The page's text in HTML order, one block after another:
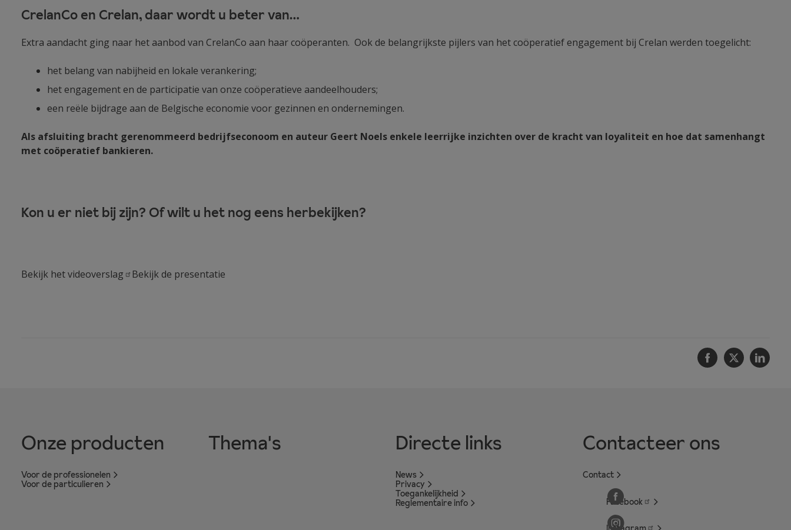
CrelanCo en Crelan, daar wordt u beter van…
Extra aandacht ging naar het aanbod van CrelanCo aan haar coöperanten. Ook de belangrijkste pijlers van het coöperatief engagement bij Crelan werden toegelicht:
het belang van nabijheid en lokale verankering;
het engagement en de participatie van onze coöperatieve aandeelhouders;
een reële bijdrage aan de Belgische economie voor gezinnen en ondernemingen.
Als afsluiting bracht gerenommeerd bedrijfseconoom en auteur Geert Noels enkele leerrijke inzichten over de kracht van loyaliteit en hoe dat samenhangt
met coöperatief bankieren.
Kon u er niet bij zijn? Of wilt u het nog eens herbekijken?
Bekijk hetvideoverslag Bekijk de presentatie
Facebook
Twitter
Onze producten
Voor de professionelen
Voor de particulieren
Thema's Directe links
News
Privacy
Toegankelijkheid
Reglementaire info
Contacteer ons
Contact
Facebook
Instagram